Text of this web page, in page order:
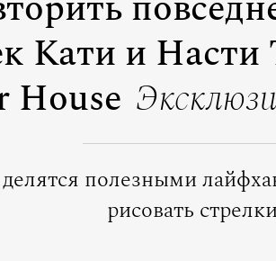
Кати и Насти
House
полезными
рисовать